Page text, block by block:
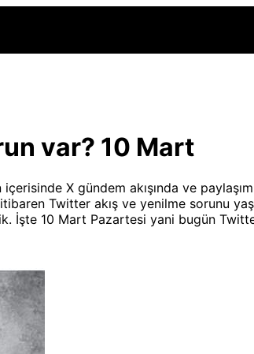
var? 10 Mart
X gündem akışında ve
Twitter akış ve yenilme sorunu
10 Mart Pazartesi yani bugün